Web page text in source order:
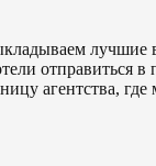
лучшие
агентства,